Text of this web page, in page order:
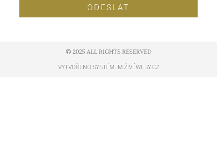
ODESLAT
© 2025 ALL RIGHTS RESERVED​
VYTVOŘENO SYSTÉMEM ŽIVÉWEBY.CZ